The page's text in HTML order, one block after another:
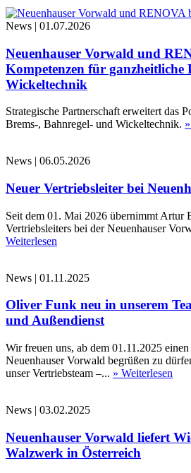
News | 01.07.2026
Neuenhauser Vorwald und
Kompetenzen für ganzheitliche
Wickeltechnik
Strategische Partnerschaft erweitert das
Brems-, Bahnregel- und Wickeltechnik.
News | 06.05.2026
Neuer Vertriebsleiter bei
Seit dem 01. Mai 2026 übernimmt Artur
Vertriebsleiters bei der Neuenhauser
Weiterlesen
News | 01.11.2025
Oliver Funk neu in unserem
und Außendienst
Wir freuen uns, ab dem 01.11.2025
Neuenhauser Vorwald begrüßen zu
unser Vertriebsteam –... » Weiterlesen
News | 03.02.2025
Neuenhauser Vorwald liefert
Walzwerk in Österreich